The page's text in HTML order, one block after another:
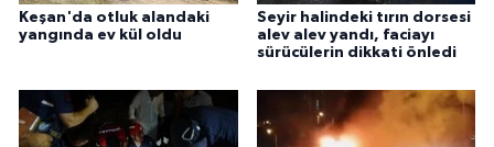
Keşan'da otluk alandaki
yangında ev kül oldu
Seyir halindeki tırın dorsesi
alev alev yandı, faciayı
sürücülerin dikkati önledi